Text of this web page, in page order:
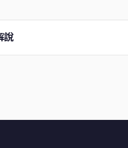
說